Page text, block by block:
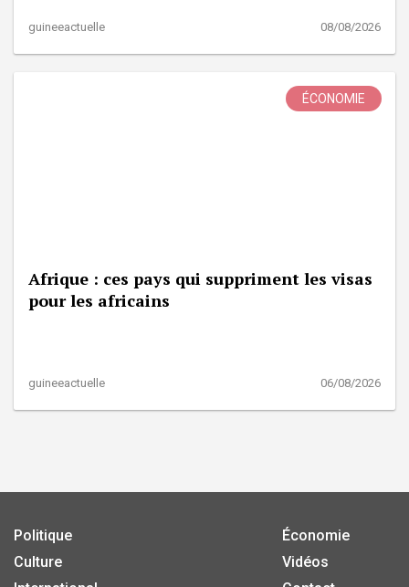
guineeactuelle 08/08/2026
ÉCONOMIE
Afrique : ces pays qui suppriment les visas
pour les africains
guineeactuelle 06/08/2026
Politique
Culture
Économie
Vidéos